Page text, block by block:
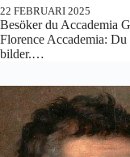
22 FEBRUARI 2025
Besöker du Accademia
Florence Accademia:
bilder.…